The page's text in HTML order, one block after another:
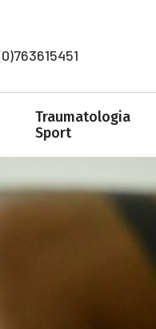
Traumatologia
Sport